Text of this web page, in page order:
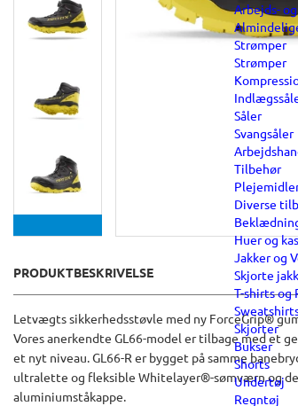
Arbejds-
Strømper
Strømper
Såler
Svangsåler
Tilbehør
Diverse
Huer og
Jakker og
Skjorte
T-shirts og
Skjorter
Bukser
Shorts
Undertøj
Regntøj
PRODUKTBESKRIVELSE
Letvægts sikkerhedsstøvle med ny ForceGrip®
Vores anerkendte GL66-model er tilbage med et
et nyt niveau. GL66-R er bygget på samme
ultralette og fleksible Whitelayer®-sømværn og
aluminiumståkappe.